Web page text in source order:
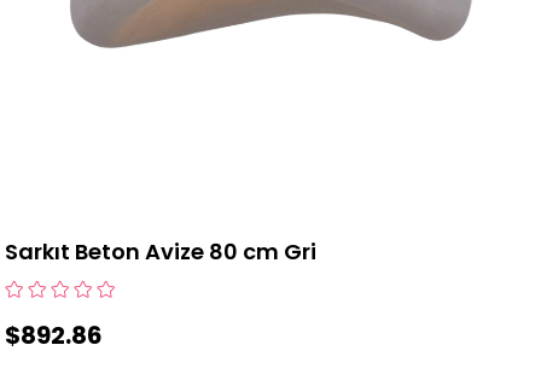
Sarkıt Beton Avize 80 cm Gri
$892.86